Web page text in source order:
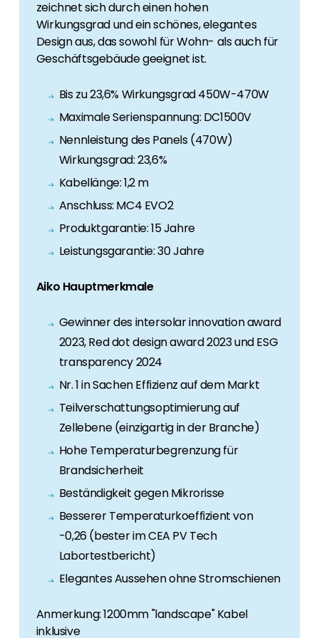
zeichnet sich durch einen hohen
Wirkungsgrad und ein schönes, elegantes
Design aus, das sowohl für Wohn- als auch für
Geschäftsgebäude geeignet ist.
Bis zu 23,6% Wirkungsgrad 450W-470W
Maximale Serienspannung: DC1500V
Nennleistung des Panels (470W)
Wirkungsgrad: 23,6%
Kabellänge: 1,2 m
Anschluss: MC4 EVO2
Produktgarantie: 15 Jahre
Leistungsgarantie: 30 Jahre
Aiko Hauptmerkmale
Gewinner des intersolar innovation award
2023, Red dot design award 2023 und ESG
transparency 2024
Nr. 1 in Sachen Effizienz auf dem Markt
Teilverschattungsoptimierung auf
Zellebene (einzigartig in der Branche)
Hohe Temperaturbegrenzung für
Brandsicherheit
Beständigkeit gegen Mikrorisse
Besserer Temperaturkoeffizient von
-0,26 (bester im CEA PV Tech
Labortestbericht)
Elegantes Aussehen ohne Stromschienen
Anmerkung: 1200mm "landscape" Kabel
inklusive